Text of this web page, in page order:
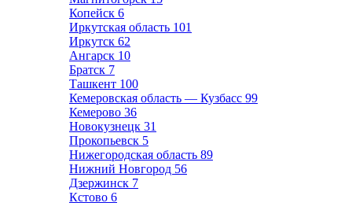
Копейск 6
Иркутская область 101
Иркутск 62
Ангарск 10
Братск 7
Ташкент 100
Кемеровская область — Кузбасс 99
Кемерово 36
Новокузнецк 31
Прокопьевск 5
Нижегородская область 89
Нижний Новгород 56
Дзержинск 7
Кстово 6